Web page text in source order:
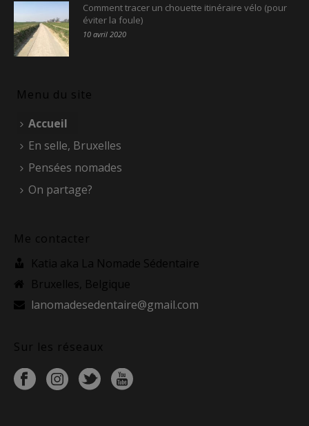
Comment tracer un chouette itinéraire vélo (pour
éviter la foule)
10 avril 2020
Menu du site
Accueil
En selle, Bruxelles
Pensées nomades
On partage?
Me contacter
Katia aka La Nomade Sédentaire
Bruxelles, Belgique
lanomadesedentaire@gmail.com
Sur les réseaux